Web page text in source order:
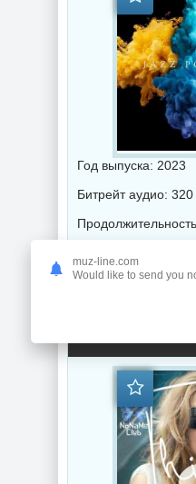
Год выпуска: 2023
Битрейт аудио:
Музыка 2023 года / Популярная
muz-line.com
Would like to send you